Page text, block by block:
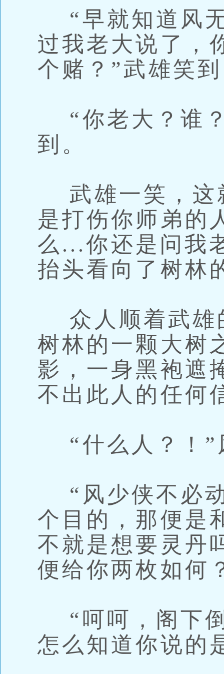
“早就知道风
过我老大说了，
个赌？”武雄笑
“你老大？谁
到。
武雄一笑，这
是打伤你师弟的
么...你还是问我
抬头看向了树林
众人顺着武雄
树林的一颗大树
影，一身黑袍遮
不出此人的任何
“什么人？！”
“风少侠不必
个目的，那便是
不就是想要灵丹
便给你两枚如何
“呵呵，阁下
怎么知道你说的